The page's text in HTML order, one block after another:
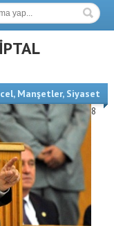
, Manşetler, Siyaset
8